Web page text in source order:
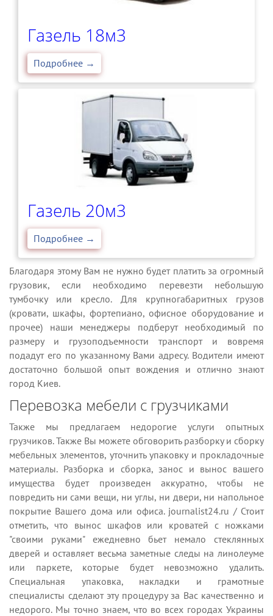
Газель 18м3
Подробнее →
Газель 20м3
Подробнее →
Благодаря этому Вам не нужно будет платить за огромный
грузовик, если необходимо перевезти небольшую
тумбочку или кресло. Для крупногабаритных грузов
(кровати, шкафы, фортепиано, офисное оборудование и
прочее) наши менеджеры подберут необходимый по
размеру и грузоподъемности транспорт и вовремя
подадут его по указанному Вами адресу. Водители имеют
достаточно большой опыт вождения и отлично знают
город Киев.
Перевозка мебели с грузчиками
Также мы предлагаем недорогие услуги опытных
грузчиков. Также Вы можете обговорить разборку и сборку
мебельных элементов, уточнить упаковку и прокладочные
материалы. Разборка и сборка, занос и вынос вашего
имущества будет произведен аккуратно, чтобы не
повредить ни сами вещи, ни углы, ни двери, ни напольное
покрытие Вашего дома или офиса. journalist24.ru / Стоит
отметить, что вынос шкафов или кроватей с ножками
"своими руками" ежедневно бьет немало стеклянных
дверей и оставляет весьма заметные следы на линолеуме
или паркете, которые будет невозможно удалить.
Специальная упаковка, накладки и грамотные
специалисты сделают эту процедуру за Вас качественно и
недорого. Мы точно знаем, что во всех городах Украины